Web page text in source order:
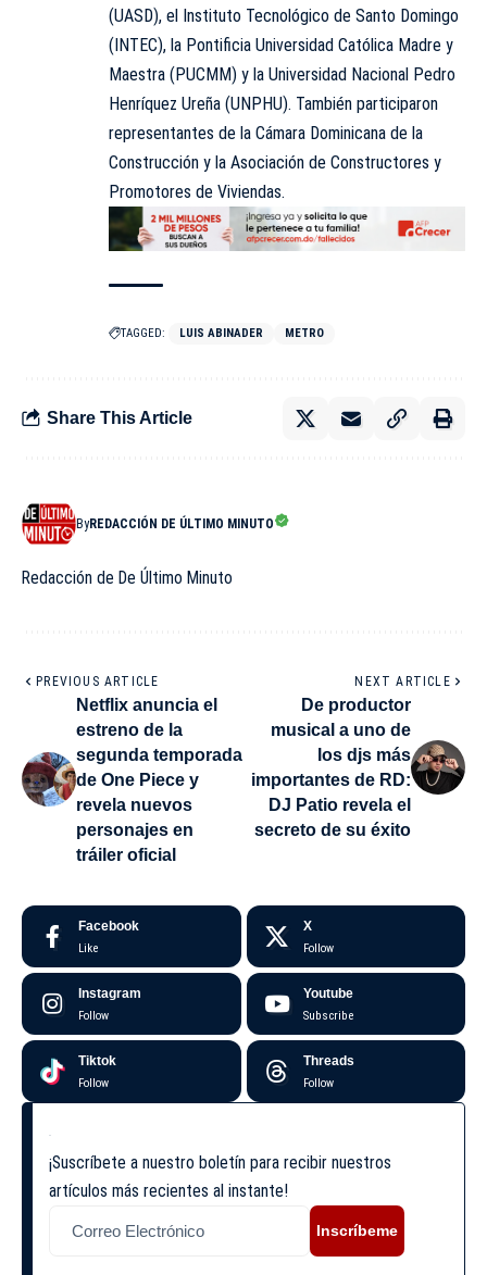
(UASD), el Instituto Tecnológico de Santo Domingo
(INTEC), la Pontificia Universidad Católica Madre y
Maestra (PUCMM) y la Universidad Nacional Pedro
Henríquez Ureña (UNPHU). También participaron
representantes de la Cámara Dominicana de la
Construcción y la Asociación de Constructores y
Promotores de Viviendas.
TAGGED: LUIS ABINADER METRO
Share This Article
ByREDACCIÓN DE ÚLTIMO MINUTO
Redacción de De Último Minuto
PREVIOUS ARTICLE
Netflix anuncia el
estreno de la
segunda temporada
de One Piece y
revela nuevos
personajes en
tráiler oficial
NEXT ARTICLE
De productor
musical a uno de
los djs más
importantes de RD:
DJ Patio revela el
secreto de su éxito
Facebook
Like
X
Follow
Instagram
Follow
Youtube
Subscribe
Tiktok
Follow
Threads
Follow
¡Suscríbete a nuestro boletín para recibir nuestros
artículos más recientes al instante!
Inscríbeme